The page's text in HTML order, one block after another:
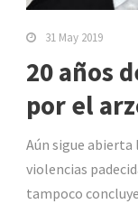
31 May 2019
20 años
por el
Aún sigue abierta
violencias
tampoco